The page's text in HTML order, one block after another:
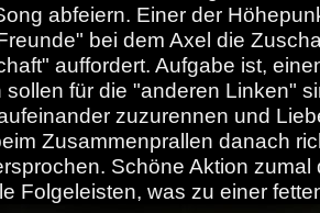
abfeiern. Einer der
bei dem Axel die
auffordert. Aufgabe ist,
sollen für die "anderen Linken"
zuzurennen und
Zusammenprallen danach
Schöne Aktion zumal
Folgeleisten, was zu einer